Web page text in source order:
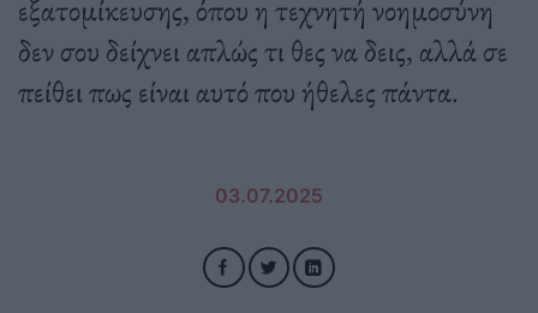
εξατομίκευσης, όπου η τεχνητή νοημοσύνη
δεν σου δείχνει απλώς τι θες να δεις, αλλά σε
πείθει πως είναι αυτό που ήθελες πάντα.
03.07.2025